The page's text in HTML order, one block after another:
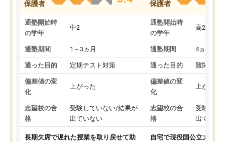
保護者
通塾開始時
の学年
中2
通塾期間 1～3ヵ月
通った目的 定期テスト対策
偏差値の変
化
上がった
志望校の合
格
受験していない/結果が
出ていない
長期欠席で遅れた授業を取り戻せて助
保護者
通塾開始時
の学年
高2
通塾期間 4ヵ月～1
通った目的 難関私立
偏差値の変
化
上がった
志望校の合
格
受験して
出ていな
自宅で現役国公立大学生